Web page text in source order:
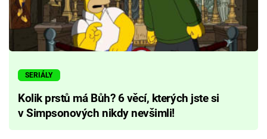
SERIÁLY
Kolik prstů má Bůh? 6 věcí, kterých jste si
v Simpsonových nikdy nevšimli!